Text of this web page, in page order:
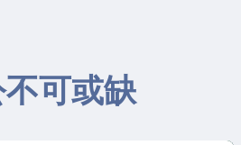
可或缺